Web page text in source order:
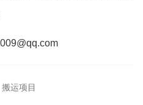
搬运项目